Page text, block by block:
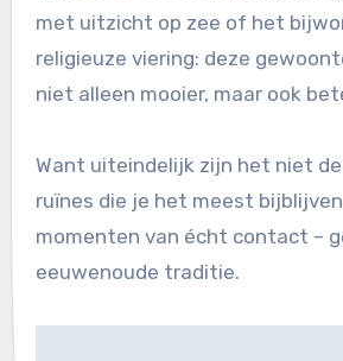
met uitzicht op zee of het
religieuze viering: deze
niet alleen mooier, maar ook
Want uiteindelijk zijn het niet
ruïnes die je het meest
momenten van écht contact –
eeuwenoude traditie.